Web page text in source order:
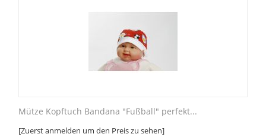
Mütze Kopftuch Bandana "Fußball" perfekt...
[Zuerst anmelden um den Preis zu sehen]